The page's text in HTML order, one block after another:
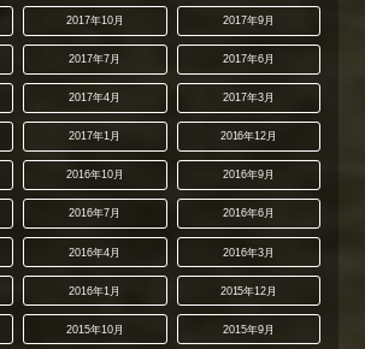
2017年10月 2017年9月
2017年7月 2017年6月
2017年4月 2017年3月
2017年1月 2016年12月
2016年10月 2016年9月
2016年7月 2016年6月
2016年4月 2016年3月
2016年1月 2015年12月
2015年10月 2015年9月